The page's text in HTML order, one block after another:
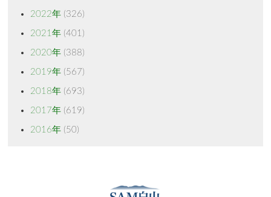
2022年(326)
2021年(401)
2020年(388)
2019年(567)
2018年(693)
2017年(619)
2016年(50)